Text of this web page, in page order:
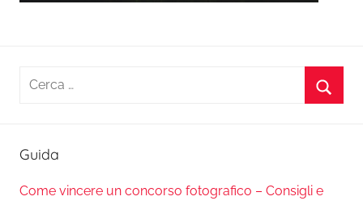
Ricerca
Guida
Come vincere un concorso fotografico – Consigli e